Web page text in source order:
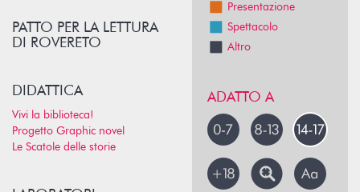
PATTO PER LA LETTURA
DI ROVERETO
DIDATTICA
Vivi la biblioteca!
Progetto Graphic novel
Le Scatole delle storie
Presentazione
Spettacolo
Altro
ADATTO A